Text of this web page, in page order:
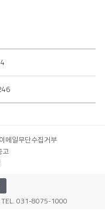
이메일무단수집거부
고
TEL. 031-8075-1000